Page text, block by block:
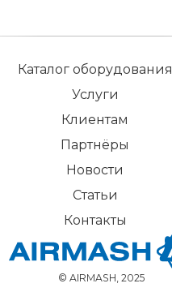
© AIRMASH, 2025
Каталог оборудования
Услуги
Клиентам
Партнёры
Новости
Статьи
Контакты